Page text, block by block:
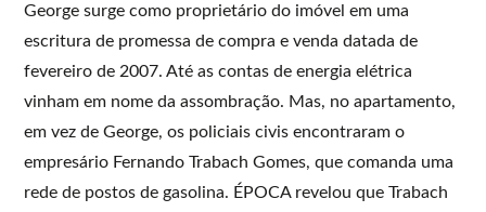
George surge como proprietário do imóvel em uma
escritura de promessa de compra e venda datada de
fevereiro de 2007. Até as contas de energia elétrica
vinham em nome da assombração. Mas, no apartamento,
em vez de George, os policiais civis encontraram o
empresário Fernando Trabach Gomes, que comanda uma
rede de postos de gasolina. ÉPOCA revelou que Trabach